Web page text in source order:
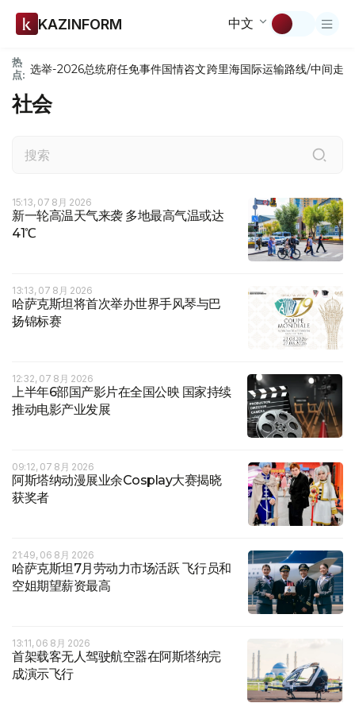
KAZINFORM 中文
热
点: 选举-2026总统府任免事件国情咨文跨里海国际运输路线/中间走廊
社会
15:13, 07 8月 2026
新一轮高温天气来袭 多地最高气温或达
41℃
13:13, 07 8月 2026
哈萨克斯坦将首次举办世界手风琴与巴
扬锦标赛
12:32, 07 8月 2026
上半年6部国产影片在全国公映 国家持续
推动电影产业发展
09:12, 07 8月 2026
阿斯塔纳动漫展业余Cosplay大赛揭晓
获奖者
21:49, 06 8月 2026
哈萨克斯坦7月劳动力市场活跃 飞行员和
空姐期望薪资最高
13:11, 06 8月 2026
首架载客无人驾驶航空器在阿斯塔纳完
成演示飞行